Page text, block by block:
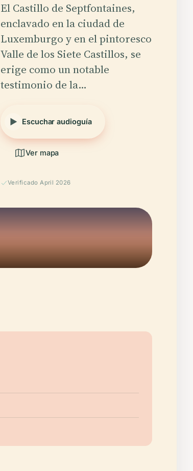
El Castillo de Septfontaines,
enclavado en la ciudad de
Luxemburgo y en el pintoresco
Valle de los Siete Castillos, se
erige como un notable
testimonio de la…
Escuchar audioguía
Ver mapa
Verificado April 2026